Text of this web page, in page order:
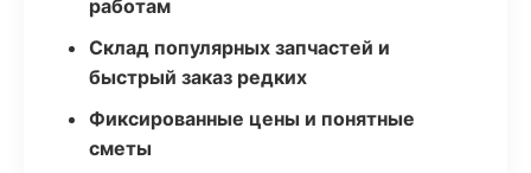
работам
Склад популярных запчастей и
быстрый заказ редких
Фиксированные цены и понятные
сметы